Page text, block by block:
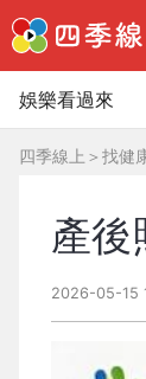
娛樂看過來
四季線上 ＞ 找健
產後
2026-05-15